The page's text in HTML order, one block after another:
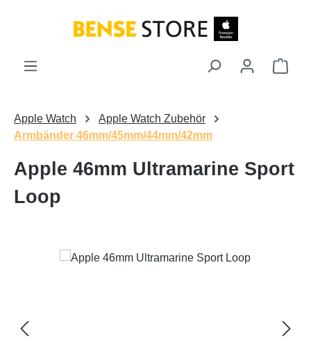
Apple Watch
Apple Watch Zubehör
Armbänder 46mm/45mm/44mm/42mm
Apple 46mm Ultramarine Sport
Loop
Bildergalerie überspringen